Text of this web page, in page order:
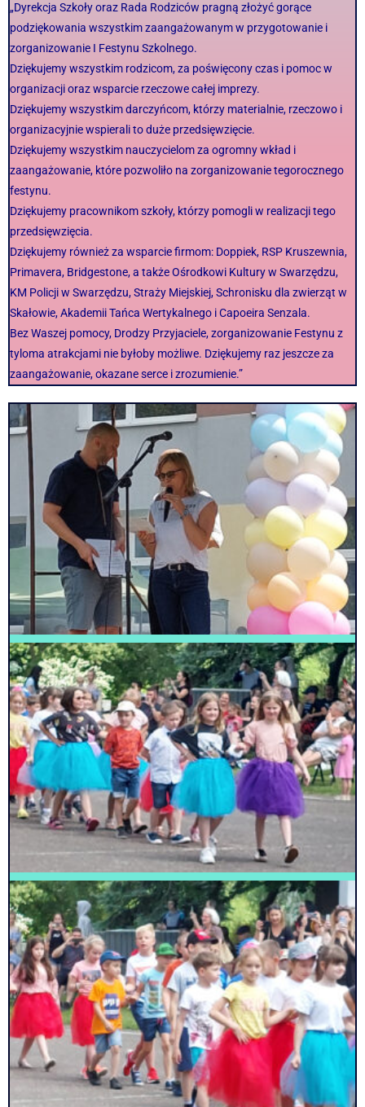
„Dyrekcja Szkoły oraz Rada Rodziców pragną złożyć gorące
podziękowania wszystkim zaangażowanym w przygotowanie i
zorganizowanie I Festynu Szkolnego.
Dziękujemy wszystkim rodzicom, za poświęcony czas i pomoc w
organizacji oraz wsparcie rzeczowe całej imprezy.
Dziękujemy wszystkim darczyńcom, którzy materialnie, rzeczowo i
organizacyjnie wspierali to duże przedsięwzięcie.
Dziękujemy wszystkim nauczycielom za ogromny wkład i
zaangażowanie, które pozwoliło na zorganizowanie tegorocznego
festynu.
Dziękujemy pracownikom szkoły, którzy pomogli w realizacji tego
przedsięwzięcia.
Dziękujemy również za wsparcie firmom: Doppiek, RSP Kruszewnia,
Primavera, Bridgestone, a także Ośrodkowi Kultury w Swarzędzu,
KM Policji w Swarzędzu, Straży Miejskiej, Schronisku dla zwierząt w
Skałowie, Akademii Tańca Wertykalnego i Capoeira Senzala.
Bez Waszej pomocy, Drodzy Przyjaciele, zorganizowanie Festynu z
tyloma atrakcjami nie byłoby możliwe. Dziękujemy raz jeszcze za
zaangażowanie, okazane serce i zrozumienie.”